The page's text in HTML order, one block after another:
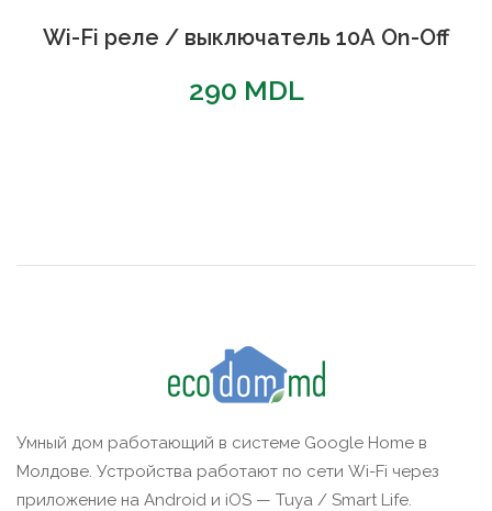
Wi-Fi реле / выключатель 10А On-Off
290 MDL
Умный дом работающий в системе Google Home в
Молдове. Устройства работают по сети Wi-Fi через
приложение на Android и iOS — Tuya / Smart Life.